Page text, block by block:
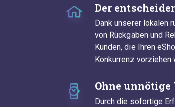
Der
Dank unserer lokalen
von Rückgaben und
Kunden, die Ihren
Konkurrenz vorziehen
Ohne
Durch die sofortige